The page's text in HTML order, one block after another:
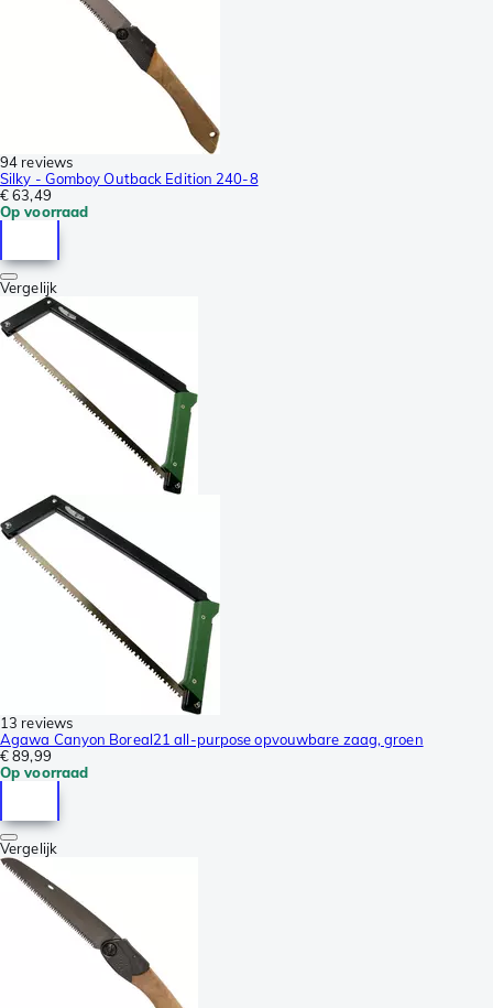
94 reviews
Silky - Gomboy Outback Edition 240-8
€ 63,49
Op voorraad
Vergelijk
13 reviews
Agawa Canyon Boreal21 all-purpose opvouwbare zaag, groen
€ 89,99
Op voorraad
Vergelijk